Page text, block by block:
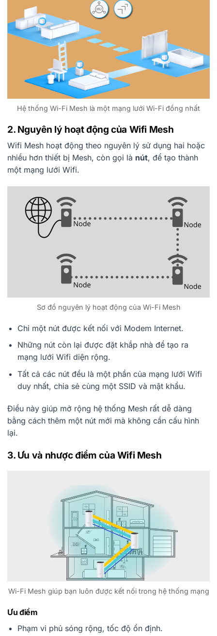
Hệ thống Wi-Fi Mesh là một mạng lưới Wi-Fi đồng nhất
2. Nguyên lý hoạt động của Wifi Mesh
Wifi Mesh hoạt động theo nguyên lý sử dụng hai hoặc
nhiều hơn thiết bị Mesh, còn gọi là nút, để tạo thành
một mạng lưới Wifi.
Sơ đồ nguyên lý hoạt động của Wi-Fi Mesh
Chỉ một nút được kết nối với Modem Internet.
Những nút còn lại được đặt khắp nhà để tạo ra
mạng lưới Wifi diện rộng.
Tất cả các nút đều là một phần của mạng lưới Wifi
duy nhất, chia sẻ cùng một SSID và mật khẩu.
Điều này giúp mở rộng hệ thống Mesh rất dễ dàng
bằng cách thêm một nút mới mà không cần cấu hình
lại.
3. Ưu và nhược điểm của Wifi Mesh
Wi-Fi Mesh giúp bạn luôn được kết nối trong hệ thống mạng
Ưu điểm
Phạm vi phủ sóng rộng, tốc độ ổn định.